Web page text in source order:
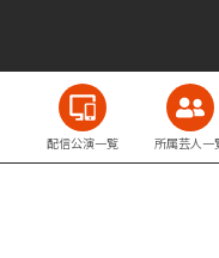
配信公演一覧 所属芸人一